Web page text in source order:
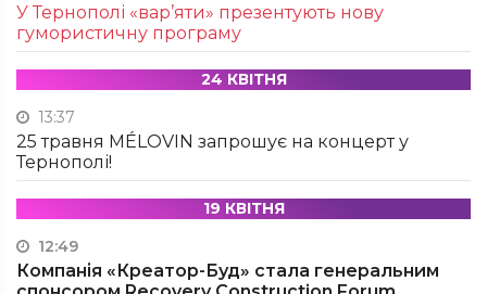
У Тернополі «вар’яти» презентують нову
гумористичну програму
24 КВІТНЯ
13:37
25 травня MÉLOVIN запрошує на концерт у
Тернополі!
19 КВІТНЯ
12:49
Компанія «Креатор-Буд» стала генеральним